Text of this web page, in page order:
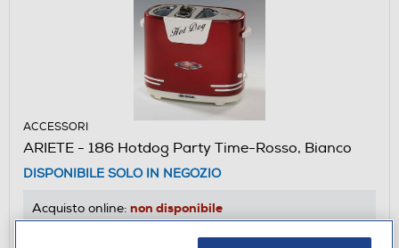
ACCESSORI
ARIETE - 186 Hotdog Party Time-Rosso, Bianco
DISPONIBILE SOLO IN NEGOZIO
Acquisto online: non disponibile
verifica